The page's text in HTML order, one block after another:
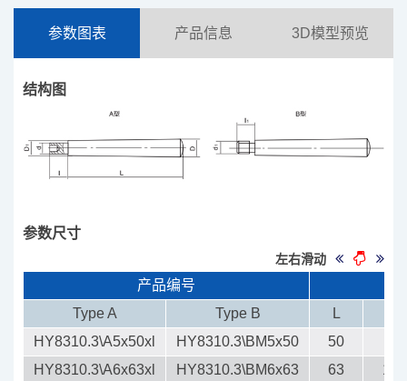
参数图表 产品信息 3D模型预览
结构图
参数尺寸
左右滑动
产品编号
Type A
Type B L
HY8310.3\A5x50xl
HY8310.3\BM5x50 50
HY8310.3\A6x63xl
HY8310.3\BM6x63 63
10